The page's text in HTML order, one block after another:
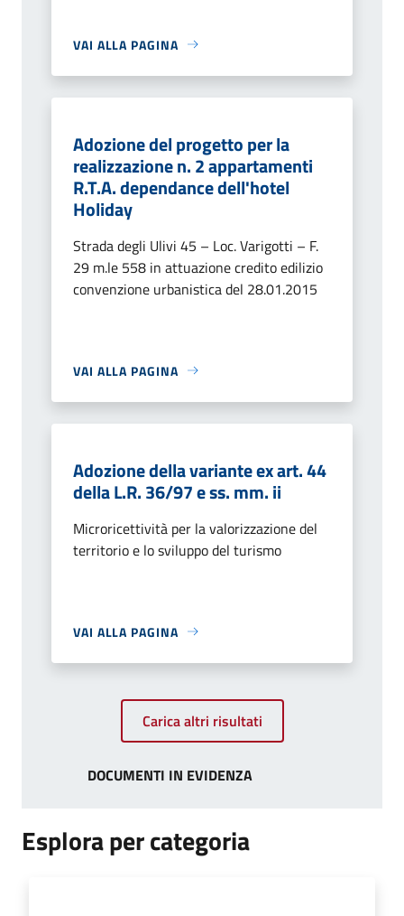
VAI ALLA PAGINA
Adozione del progetto per la
realizzazione n. 2 appartamenti
R.T.A. dependance dell'hotel
Holiday
Strada degli Ulivi 45 – Loc. Varigotti – F.
29 m.le 558 in attuazione credito edilizio
convenzione urbanistica del 28.01.2015
VAI ALLA PAGINA
Adozione della variante ex art. 44
della L.R. 36/97 e ss. mm. ii
Microricettività per la valorizzazione del
territorio e lo sviluppo del turismo
VAI ALLA PAGINA
Carica altri risultati
DOCUMENTI IN EVIDENZA
Esplora per categoria